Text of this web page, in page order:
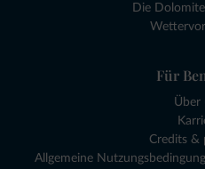
Die
Für
Über
Credits &
Allgemeine